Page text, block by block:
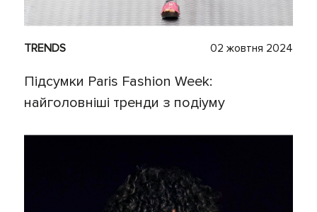
TRENDS 02 жовтня 2024
Підсумки Paris Fashion Week:
найголовніші тренди з подіуму